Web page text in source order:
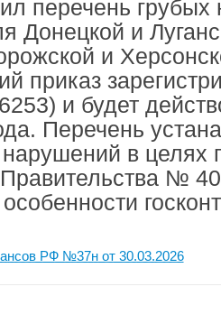
перечень грубых
Донецкой и
и
приказ
и будет
Перечень
нарушений в целях
№
РФ №37н от 30.03.2026